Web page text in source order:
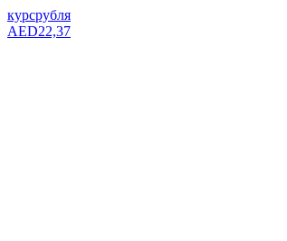
курсрубля
AED22,37